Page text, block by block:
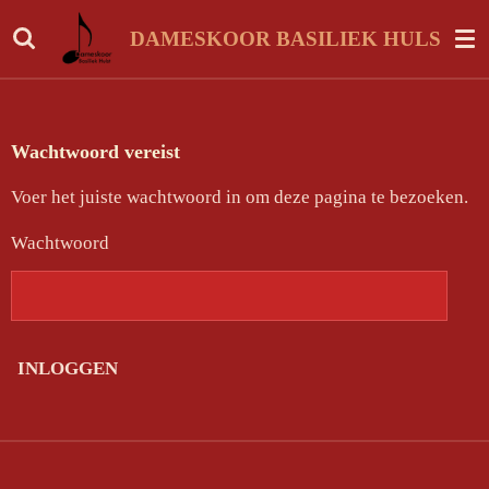
Ga
direct
naar
DAMESKOOR BASILIEK HULST
Wachtwoord vereist
Voer het juiste wachtwoord in om deze pagina te bezoeken.
Wachtwoord
INLOGGEN